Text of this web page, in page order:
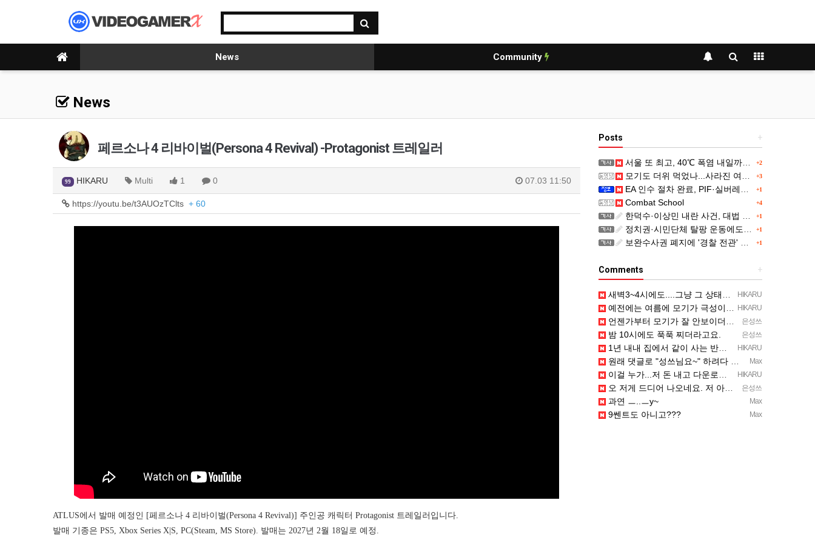
News Community
News
페르소나 4 리바이벌(Persona 4 Revival) -Protagonist 트레일러
99 HIKARU Multi 1 0 07.03 11:50
https://youtu.be/t3AUOzTClts + 60
ATLUS에서 발매 예정인 [페르소나 4 리바이벌(Persona 4 Revival)] 주인공 캐릭터 Protagonist 트레일러입니다.
발매 기종은 PS5, Xbox Series X|S, PC(Steam, MS Store). 발매는 2027년 2월 18일로 예정.
+
Posts
+2
서울 또 최고, 40℃ 폭염 내일까지...주말 동쪽 비바람
+3
모기도 더위 먹었나...사라진 여름 불청객
+1
EA 인수 절차 완료, PIF·실버레이크 컨소시엄 산하 편입
+4
Combat School
+1
한덕수·이상민 내란 사건, 대법 전합 심리…"역사적 사법평가"(종합)
+1
정치권·시민단체 탈팡 운동에도…고객 '2470만명' 원상 회복, "고물가에 돌팡"
+1
보완수사권 폐지에 '경찰 전관' 몸값 뛴다…대형 로펌 영입전쟁
+
Comments
HIKARU
새벽3~4시에도....그냥 그 상태예요...최근 1주일은....
HIKARU
예전에는 여름에 모기가 극성이었는데, 여름에는 안나오는 것 같은.....ㅎ ㅎ)
은성쓰
언젠가부터 모기가 잘 안보이더라고요.
은성쓰
밤 10시에도 푹푹 찌더라고요.
HIKARU
1년 내내 집에서 같이 사는 반려곤충.....이죠...
Max
원래 댓글로 "성쓰님요~" 하려다 말았는데... 본인 등판 ㅡ..ㅡy~
HIKARU
이걸 누가...저 돈 내고 다운로드 버전으로 하냐... 성쓰님이 계셨다!!!...
은성쓰
오 저게 드디어 나오네요. 저 아케이드 아케이브즈 게임 많이 샀는데요 ㅎㅎㅎ
Max
과연 ㅡ..ㅡy~
Max
9쎈트도 아니고???